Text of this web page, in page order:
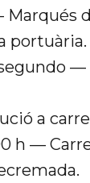
portuària.
—
a
h —